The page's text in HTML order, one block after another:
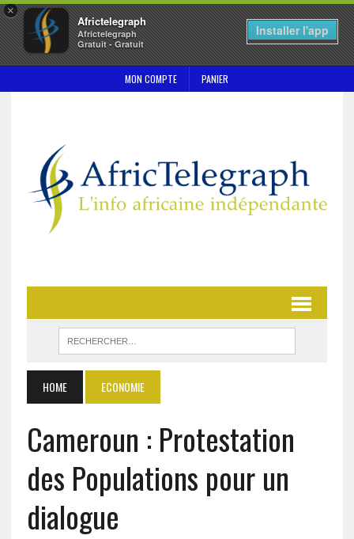
×
Africtelegraph
Africtelegraph
Gratuit - Gratuit
Installer l'app
MON COMPTE PANIER
HOME ECONOMIE
Cameroun : Protestation
des Populations pour un
dialogue